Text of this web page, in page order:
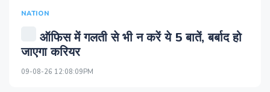
NATION
ऑफिस में गलती से भी न करें ये 5 बातें, बर्बाद हो
जाएगा करियर
09-08-26 12:08:09PM